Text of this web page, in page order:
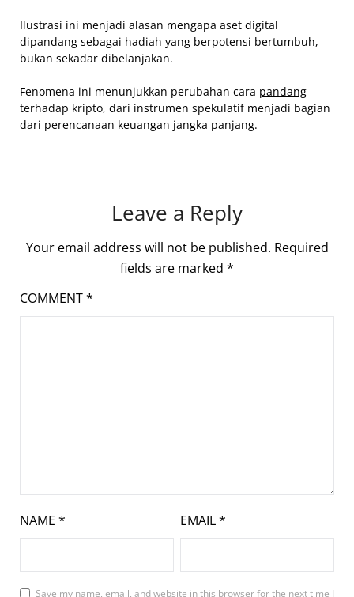
Ilustrasi ini menjadi alasan mengapa aset digital
dipandang sebagai hadiah yang berpotensi bertumbuh,
bukan sekadar dibelanjakan.
Fenomena ini menunjukkan perubahan cara pandang
terhadap kripto, dari instrumen spekulatif menjadi bagian
dari perencanaan keuangan jangka panjang.
Leave a Reply
Your email address will not be published. Required
fields are marked *
COMMENT*
NAME * EMAIL*
Save my name, email, and website in this browser for the next time I